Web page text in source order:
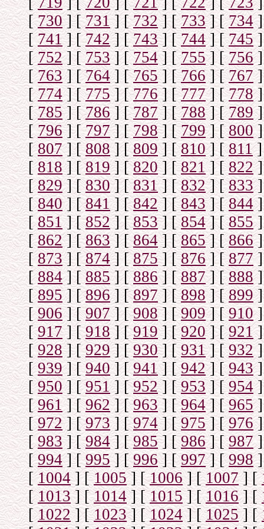
[730] [731] [732] [733] [734]
[741] [742] [743] [744] [745]
[752] [753] [ 754] [755] [756]
[763] [764] [765] [766] [767]
[774] [775] [776] [777] [778]
[785] [786] [787] [788] [789]
[796] [797] [798] [799] [800]
[807] [808] [809] [810] [811]
[818] [819] [820] [821] [ 822]
[829] [830] [831] [832] [833]
[840] [841] [842] [843] [844]
[851] [852] [853] [854] [855]
[862] [863] [864] [865] [866]
[873] [874] [875] [876] [ 877]
[884] [885] [886] [887] [888]
[895] [896] [897] [898] [899]
[906] [907] [908] [909] [910]
[917] [918] [919] [920] [921]
[928] [929] [930] [931] [932]
[939] [940] [941] [942] [943]
[950] [951] [952] [953] [954]
[961] [962] [963] [964] [965]
[972] [973] [974] [975] [976]
[983] [984] [985] [986] [987]
[994] [995] [996] [997] [998]
[1004] [1005] [1006 ] [1007] [
[1013] [1014] [1015] [1016] [
[1022] [1023] [1024] [1025] [